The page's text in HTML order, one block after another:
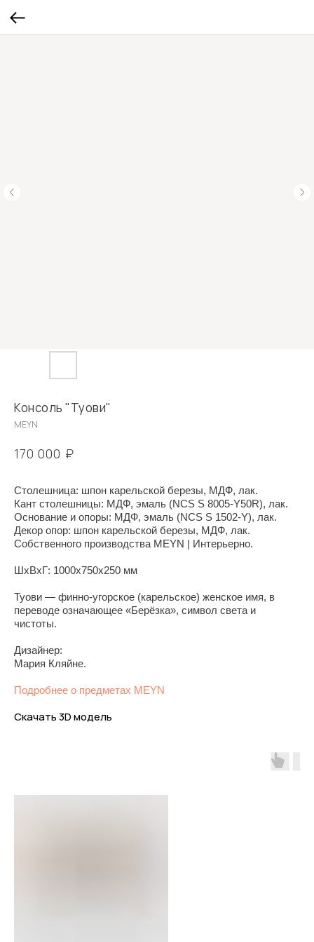
Консоль "Туови"
MEYN
170 000 ₽
Столешница: шпон карельской березы, МДФ, лак.
Кант столешницы: МДФ, эмаль (NCS S 8005-Y50R), лак.
Основание и опоры: МДФ, эмаль (NCS S 1502-Y), лак.
Декор опор: шпон карельской березы, МДФ, лак.
Собственного производства MEYN | Интерьерно.
ШxВxГ: 1000x750x250 мм
Туови — финно-угорское (карельское) женское имя, в
переводе означающее «Берёзка», символ света и
чистоты.
Дизайнер:
Мария Кляйне.
Подробнее о предметах MEYN
Скачать 3D модель